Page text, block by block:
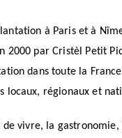
à Paris et à
2000 par Cristèl Petit
dans toute la
locaux, régionaux et
de vivre, la